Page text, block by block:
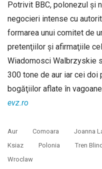
Potrivit BBC, polonezul şi
negocieri intense cu
formarea unui comitet de
pretenţiilor şi afirmaţiile
Wiadomosci Walbrzyskie
300 tone de aur iar cei doi
bogăţiilor aflate în
evz.ro
Aur Comoara
Joanna
Ksiaz
Polonia
Tren
Wroclaw